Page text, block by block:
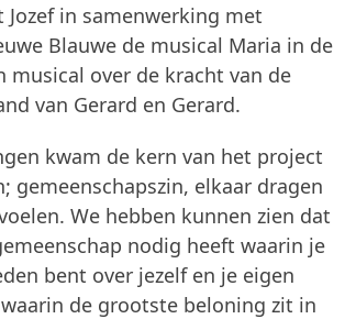
Jozef in samenwerking met
Blauwe de musical Maria in de
musical over de kracht van de
van Gerard en Gerard.
kwam de kern van het project
gemeenschapszin, elkaar dragen
We hebben kunnen zien dat
nodig heeft waarin je
bent over jezelf en je eigen
de grootste beloning zit in